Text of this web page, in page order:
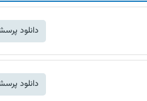
دانلود
دانلود